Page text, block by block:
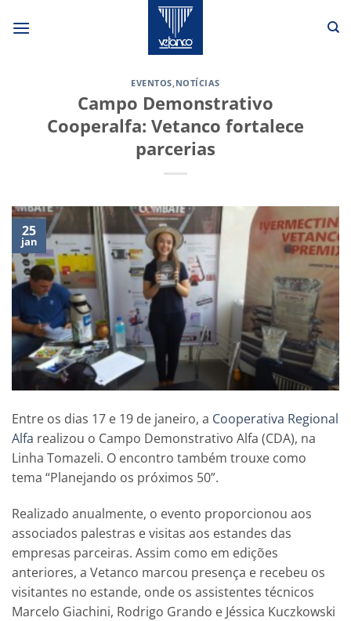
EVENTOS,NOTÍCIAS
Campo Demonstrativo
Cooperalfa: Vetanco fortalece
parcerias
25
jan
Entre os dias 17 e 19 de janeiro, a Cooperativa Regional
Alfa realizou o Campo Demonstrativo Alfa (CDA), na
Linha Tomazeli. O encontro também trouxe como
tema “Planejando os próximos 50”.
Realizado anualmente, o evento proporcionou aos
associados palestras e visitas aos estandes das
empresas parceiras. Assim como em edições
anteriores, a Vetanco marcou presença e recebeu os
visitantes no estande, onde os assistentes técnicos
Marcelo Giachini, Rodrigo Grando e Jéssica Kuczkowski